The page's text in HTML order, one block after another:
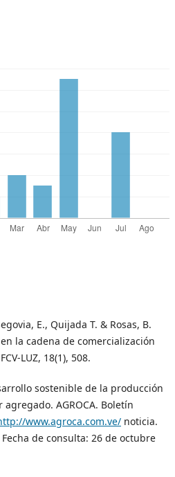
E., Quijada T. & Rosas, B.
la cadena de comercialización
LUZ, 18(1), 508.
sostenible de la producción
AGROCA. Boletín
www.agroca.com.ve/ noticia.
de consulta: 26 de octubre